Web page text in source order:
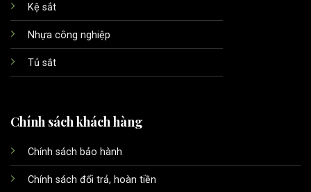
Kệ sắt
Nhựa công nghiệp
Tủ sắt
Chính sách khách hàng
Chính sách bảo hành
Chính sách đổi trả, hoàn tiền